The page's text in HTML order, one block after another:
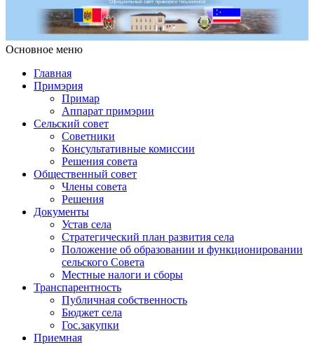
Основное меню
Примэрия Чишмикиой
Главная
Примэрия
Примар
Аппарат примэрии
Сельский совет
Советники
Консультативные комиссии
Решения совета
Общественный совет
Члены совета
Решения
Документы
Устав села
Стратегический план развития села
Положение об образовании и функционировании
сельского Совета
Местные налоги и сборы
Транспарентность
Публичная собственность
Бюджет села
Гос.закупки
Приемная